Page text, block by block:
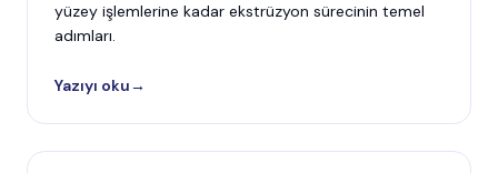
yüzey işlemlerine kadar ekstrüzyon sürecinin temel
adımları.
Yazıyı oku→